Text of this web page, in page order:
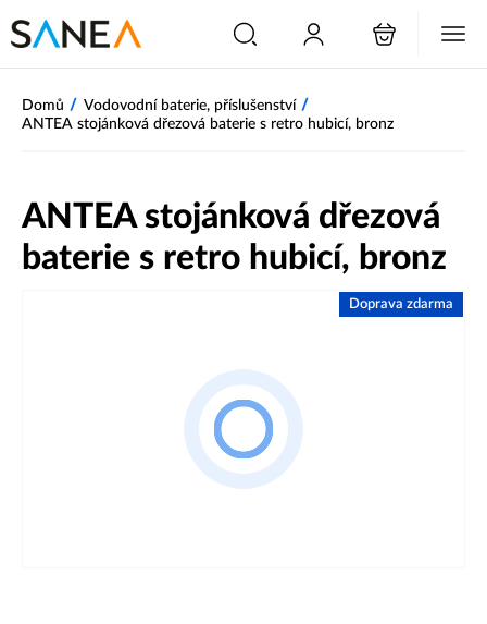
Domů / Vodovodní baterie, příslušenství /
ANTEA stojánková dřezová baterie s retro hubicí, bronz
ANTEA stojánková dřezová
baterie s retro hubicí, bronz
Doprava zdarma